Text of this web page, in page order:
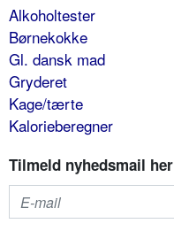
Alkoholtester
Børnekokke
Gl. dansk mad
Gryderet
Kage/tærte
Kalorieberegner
Tilmeld nyhedsmail her